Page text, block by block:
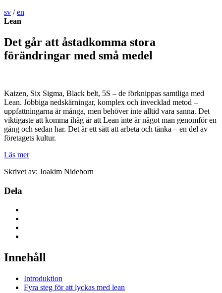
sv /en
Lean
Det går att åstadkomma stora
förändringar med små medel
Kaizen, Six Sigma, Black belt, 5S – de förknippas samtliga med
Lean. Jobbiga nedskärningar, komplex och invecklad metod –
uppfattningarna är många, men behöver inte alltid vara sanna. Det
viktigaste att komma ihåg är att Lean inte är något man genomför en
gång och sedan har. Det är ett sätt att arbeta och tänka – en del av
företagets kultur.
Läs mer
Skrivet av: Joakim Nideborn
Dela
Innehåll
Introduktion
Fyra steg för att lyckas med lean